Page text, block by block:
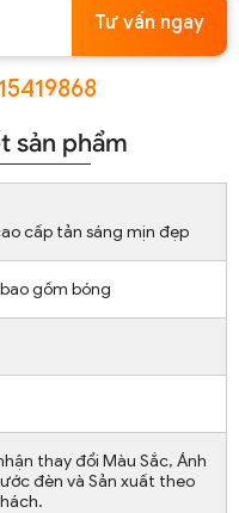
Tư vấn ngay
sản phẩm
cấp tản sáng mịn đẹp
gồm bóng
thay đổi Màu Sắc, Ánh
đèn và Sản xuất theo